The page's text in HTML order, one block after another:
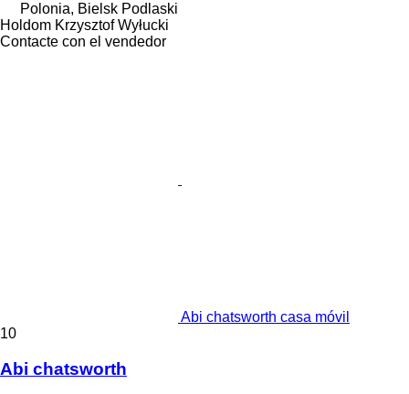
Polonia, Bielsk Podlaski
Holdom Krzysztof Wyłucki
Contacte con el vendedor
Abi chatsworth casa móvil
10
Abi chatsworth